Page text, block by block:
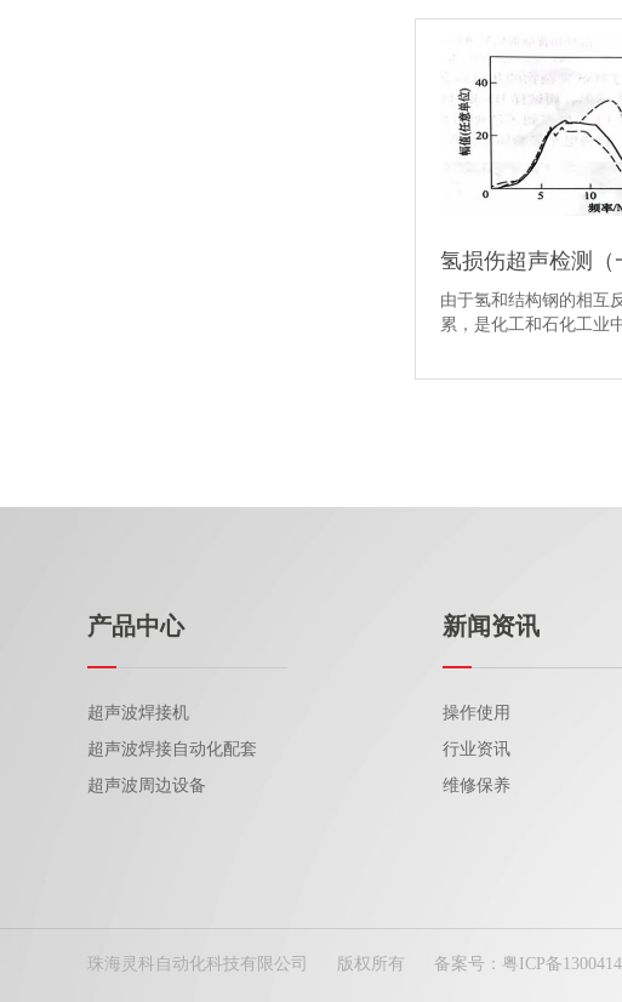
氢损伤超声检测（
由于氢和结构钢的相互
累，是化工和石化工业
产品中心
超声波焊接机
超声波焊接自动化配套
超声波周边设备
新闻资讯
操作使用
行业资讯
维修保养
珠海灵科自动化科技有限公司 版权所有 备案号： 粤ICP备